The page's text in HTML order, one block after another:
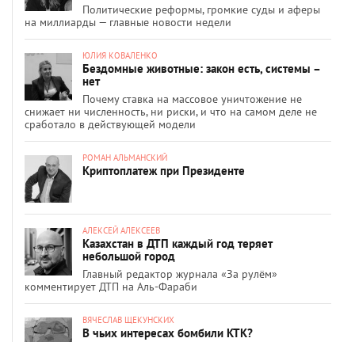
Политические реформы, громкие суды и аферы
на миллиарды — главные новости недели
ЮЛИЯ КОВАЛЕНКО
Бездомные животные: закон есть, системы –
нет
Почему ставка на массовое уничтожение не
снижает ни численность, ни риски, и что на самом деле не
сработало в действующей модели
РОМАН АЛЬМАНСКИЙ
Криптоплатеж при Президенте
АЛЕКСЕЙ АЛЕКСЕЕВ
Казахстан в ДТП каждый год теряет
небольшой город
Главный редактор журнала «За рулём»
комментирует ДТП на Аль-Фараби
ВЯЧЕСЛАВ ЩЕКУНСКИХ
В чьих интересах бомбили КТК?